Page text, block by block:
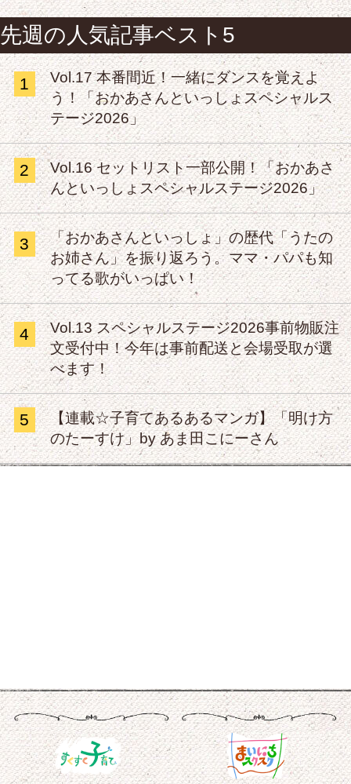
先週の人気記事ベスト5
1
Vol.17 本番間近！一緒にダンスを覚えよ
う！「おかあさんといっしょスペシャルス
テージ2026」
2
Vol.16 セットリスト一部公開！「おかあさ
んといっしょスペシャルステージ2026」
3
「おかあさんといっしょ」の歴代「うたの
お姉さん」を振り返ろう。ママ・パパも知
ってる歌がいっぱい！
4
Vol.13 スペシャルステージ2026事前物販注
文受付中！今年は事前配送と会場受取が選
べます！
5
【連載☆子育てあるあるマンガ】「明け方
のたーすけ」by あま田こにーさん